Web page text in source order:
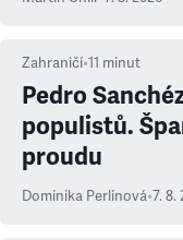
Zahraničí•11 minut
Pedro
populistů.
proudu
Dominika Perlínová•7. 8.